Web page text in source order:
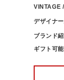
VINTAGE
デザイナ
ブランド
ギフト可